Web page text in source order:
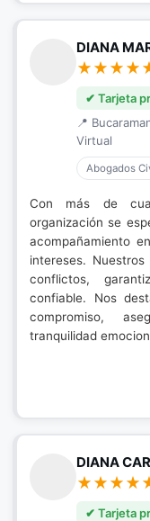
DIANA
✔ Tarjeta
📍
Virtual
Abogados
Con más de
organización se
acompañamiento
intereses.
conflictos,
confiable. Nos
compromiso,
tranquilidad
DIANA
✔ Tarjeta